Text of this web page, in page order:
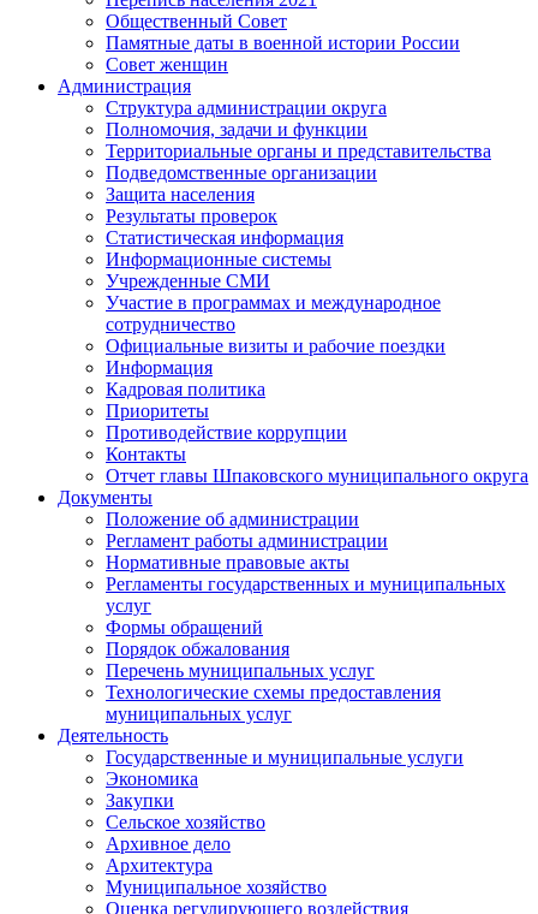
Общественный Совет
Памятные даты в военной истории России
Совет женщин
Администрация
Структура администрации округа
Полномочия, задачи и функции
Территориальные органы и представительства
Подведомственные организации
Защита населения
Результаты проверок
Статистическая информация
Информационные системы
Учрежденные СМИ
Участие в программах и международное
сотрудничество
Официальные визиты и рабочие поездки
Информация
Кадровая политика
Приоритеты
Противодействие коррупции
Контакты
Отчет главы Шпаковского муниципального округа
Документы
Положение об администрации
Регламент работы администрации
Нормативные правовые акты
Регламенты государственных и муниципальных
услуг
Формы обращений
Порядок обжалования
Перечень муниципальных услуг
Технологические схемы предоставления
муниципальных услуг
Деятельность
Государственные и муниципальные услуги
Экономика
Закупки
Сельское хозяйство
Архивное дело
Архитектура
Муниципальное хозяйство
Оценка регулирующего воздействия